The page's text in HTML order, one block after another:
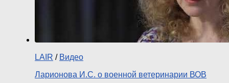
LAIR / Видео
Ларионова И.С. о военной ветеринарии ВОВ